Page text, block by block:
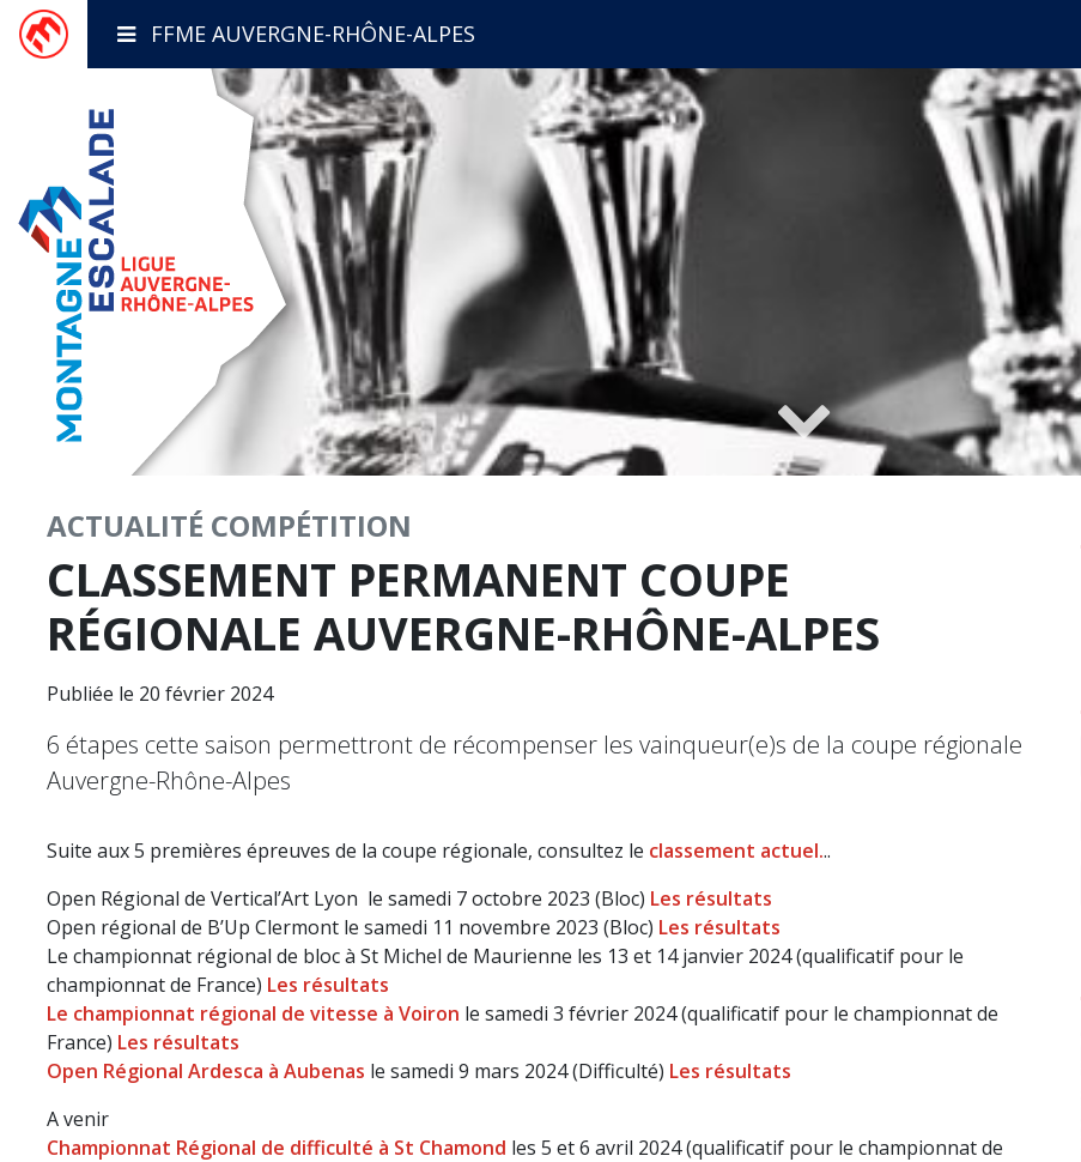
FFME AUVERGNE-RHÔNE-ALPES
ACTUALITÉ COMPÉTITION
CLASSEMENT PERMANENT COUPE
RÉGIONALE AUVERGNE-RHÔNE-ALPES
Publiée le 20 février 2024
6 étapes cette saison permettront de récompenser les vainqueur(e)s de la coupe régionale
Auvergne-Rhône-Alpes
Suite aux 5 premières épreuves de la coupe régionale, consultez le classement actuel...
Open Régional de Vertical’Art Lyon le samedi 7 octobre 2023 (Bloc) Les résultats
Open régional de B’Up Clermont le samedi 11 novembre 2023 (Bloc) Les résultats
Le championnat régional de bloc à St Michel de Maurienne les 13 et 14 janvier 2024 (qualificatif pour le
championnat de France) Les résultats
Le championnat régional de vitesse à Voiron le samedi 3 février 2024 (qualificatif pour le championnat de
France) Les résultats
Open Régional Ardesca à Aubenas le samedi 9 mars 2024 (Difficulté) Les résultats
A venir
Championnat Régional de difficulté à St Chamond les 5 et 6 avril 2024 (qualificatif pour le championnat de